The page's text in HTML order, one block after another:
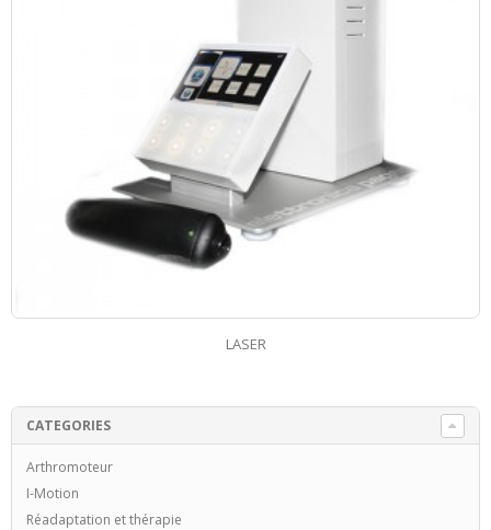
TABOURET RÉGLABLE AVEC DOSSIER
CATEGORIES
Arthromoteur
I-Motion
Réadaptation et thérapie